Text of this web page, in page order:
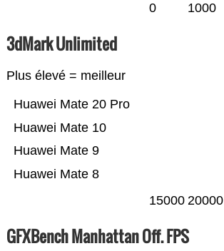
0 1000
3dMark Unlimited
Plus élevé = meilleur
Huawei Mate 8
Huawei Mate 9
Huawei Mate 10
Huawei Mate 20 Pro
15000 20000
GFXBench Manhattan Off. FPS